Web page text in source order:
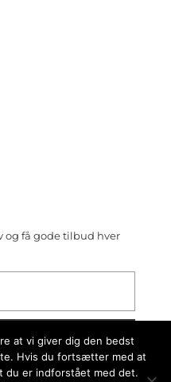
og få gode tilbud hver
at vi giver dig den bedst
Hvis du fortsætter med at
du er indforstået med det.